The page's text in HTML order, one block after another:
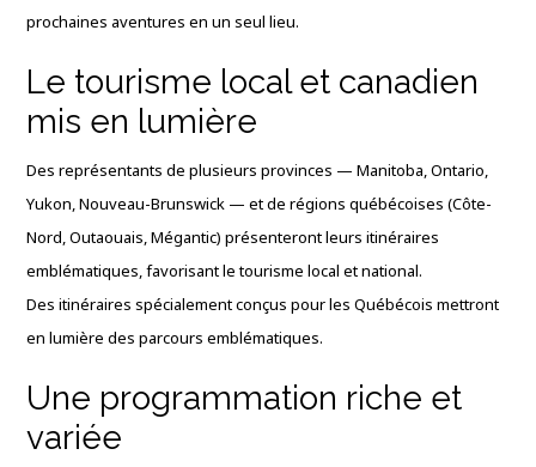
prochaines aventures en un seul lieu.
Le tourisme local et canadien
mis en lumière
Des représentants de plusieurs provinces — Manitoba, Ontario,
Yukon, Nouveau-Brunswick — et de régions québécoises (Côte-
Nord, Outaouais, Mégantic) présenteront leurs itinéraires
emblématiques, favorisant le tourisme local et national.
Des itinéraires spécialement conçus pour les Québécois mettront
en lumière des parcours emblématiques.
Une programmation riche et
variée